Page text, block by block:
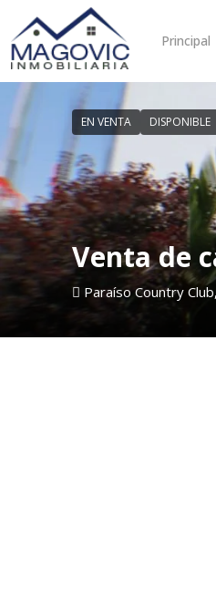
Principal
EN VENTA DISPONIBLE
Venta de
Paraíso Country